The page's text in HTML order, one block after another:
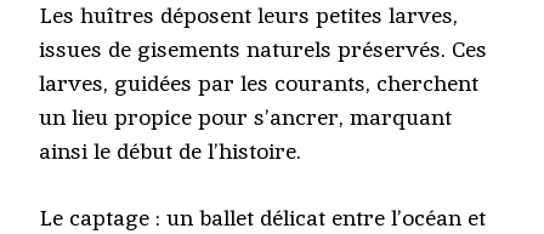
Les huîtres déposent leurs petites larves,
issues de gisements naturels préservés. Ces
larves, guidées par les courants, cherchent
un lieu propice pour s’ancrer, marquant
ainsi le début de l’histoire.
Le captage : un ballet délicat entre l’océan et